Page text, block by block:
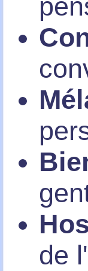
de